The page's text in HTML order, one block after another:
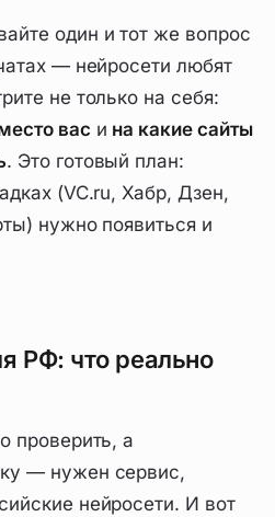
один и тот же вопрос
— нейросети любят
не только на себя:
вас и на какие сайты
. Это готовый план:
(VC.ru, Хабр, Дзен,
нужно появиться и
РФ: что реально
проверить, а
— нужен сервис,
нейросети. И вот